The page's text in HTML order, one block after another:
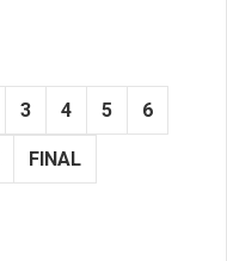
3 4 5 6
FINAL